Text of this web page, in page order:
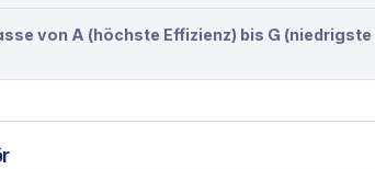
von A (höchste Effizienz) bis G (niedrigste